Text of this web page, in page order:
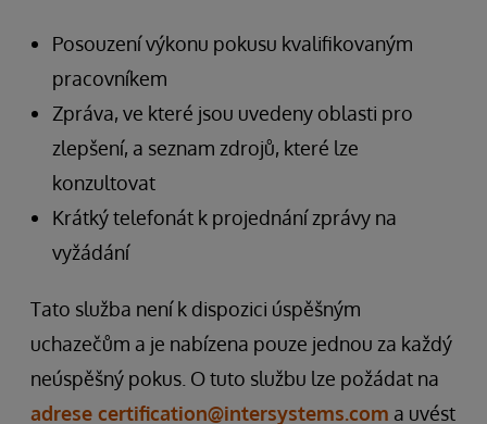
Posouzení výkonu pokusu kvalifikovaným
pracovníkem
Zpráva, ve které jsou uvedeny oblasti pro
zlepšení, a seznam zdrojů, které lze
konzultovat
Krátký telefonát k projednání zprávy na
vyžádání
Tato služba není k dispozici úspěšným
uchazečům a je nabízena pouze jednou za každý
neúspěšný pokus. O tuto službu lze požádat na
adrese certification@intersystems.com a uvést